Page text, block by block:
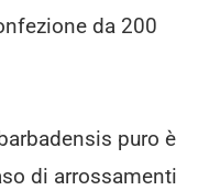
da 200
puro è
di arrossamenti